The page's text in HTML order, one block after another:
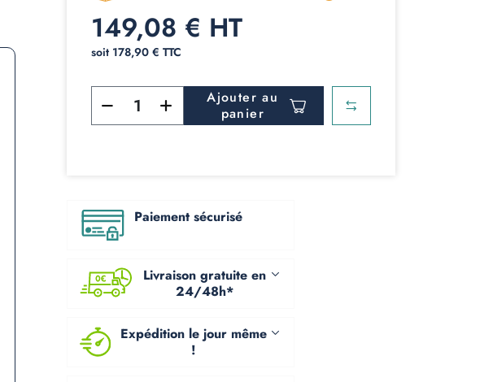
149,08 € HT
soit 178,90 € TTC
Ajouter au
panier
Paiement sécurisé
Livraison gratuite en
24/48h*
Expédition le jour même
!